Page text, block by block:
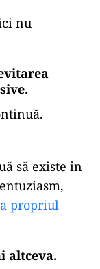
nu
să existe în
propriul
altceva.